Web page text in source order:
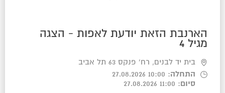
הארנבת הזאת יודעת לאפות - הצגה
מגיל 4
בית יד לבנים, רח' פנקס 63 תל אביב
התחלה: 10:00 27.08.2026
סיום : 11:00 27.08.2026